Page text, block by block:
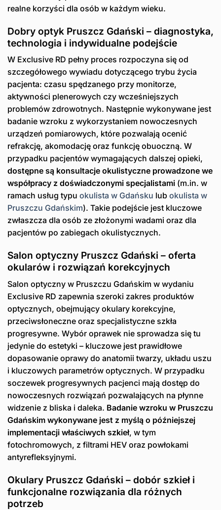
realne korzyści dla osób w każdym wieku.
Dobry optyk Pruszcz Gdański – diagnostyka,
technologia i indywidualne podejście
W Exclusive RD pełny proces rozpoczyna się od
szczegółowego wywiadu dotyczącego trybu życia
pacjenta: czasu spędzanego przy monitorze,
aktywności plenerowych czy wcześniejszych
problemów zdrowotnych. Następnie wykonywane jest
badanie wzroku z wykorzystaniem nowoczesnych
urządzeń pomiarowych, które pozwalają ocenić
refrakcję, akomodację oraz funkcję obuoczną. W
przypadku pacjentów wymagających dalszej opieki,
dostępne są konsultacje okulistyczne prowadzone we
współpracy z doświadczonymi specjalistami (m.in. w
ramach usług typu okulista w Gdańsku lub okulista w
Pruszczu Gdańskim). Takie podejście jest kluczowe
zwłaszcza dla osób ze złożonymi wadami oraz dla
pacjentów po zabiegach okulistycznych.
Salon optyczny Pruszcz Gdański – oferta
okularów i rozwiązań korekcyjnych
Salon optyczny w Pruszczu Gdańskim w wydaniu
Exclusive RD zapewnia szeroki zakres produktów
optycznych, obejmujący okulary korekcyjne,
przeciwsłoneczne oraz specjalistyczne szkła
progresywne. Wybór oprawek nie sprowadza się tu
jedynie do estetyki – kluczowe jest prawidłowe
dopasowanie oprawy do anatomii twarzy, układu uszu
i kluczowych parametrów optycznych. W przypadku
soczewek progresywnych pacjenci mają dostęp do
nowoczesnych rozwiązań pozwalających na płynne
widzenie z bliska i daleka. Badanie wzroku w Pruszczu
Gdańskim wykonywane jest z myślą o późniejszej
implementacji właściwych szkieł, w tym
fotochromowych, z filtrami HEV oraz powłokami
antyrefleksyjnymi.
Okulary Pruszcz Gdański – dobór szkieł i
funkcjonalne rozwiązania dla różnych
potrzeb